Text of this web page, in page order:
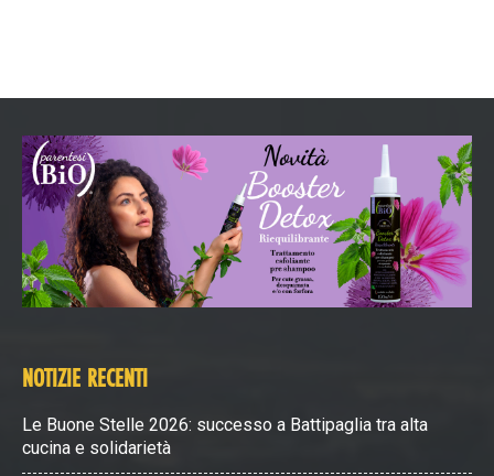
NOTIZIE RECENTI
Le Buone Stelle 2026: successo a Battipaglia tra alta
cucina e solidarietà